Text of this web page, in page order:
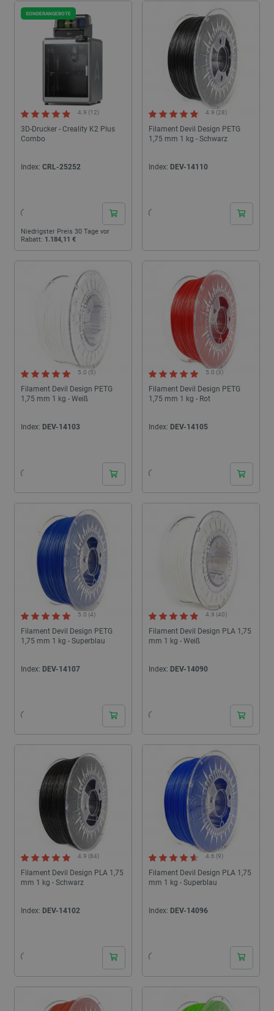
3D-Drucker - Creality K2 Plus
Combo
4.9 (12)
Index: CRL-25252
Niedrigster Preis 30 Tage vor
Rabatt: 1.184,11 €
SONDERANGEBOTE
Filament Devil Design PETG
1,75 mm 1 kg - Schwarz
4.9 (28)
Index: DEV-14110
Filament Devil Design PETG
1,75 mm 1 kg - Weiß
5.0 (5)
Index: DEV-14103
Filament Devil Design PETG
1,75 mm 1 kg - Rot
5.0 (3)
Index: DEV-14105
Filament Devil Design PETG
1,75 mm 1 kg - Superblau
5.0 (4)
Index: DEV-14107
Filament Devil Design PLA 1,75
mm 1 kg - Weiß
4.9 (40)
Index: DEV-14090
Filament Devil Design PLA 1,75
mm 1 kg - Schwarz
4.9 (84)
Index: DEV-14102
Filament Devil Design PLA 1,75
mm 1 kg - Superblau
4.6 (9)
Index: DEV-14096